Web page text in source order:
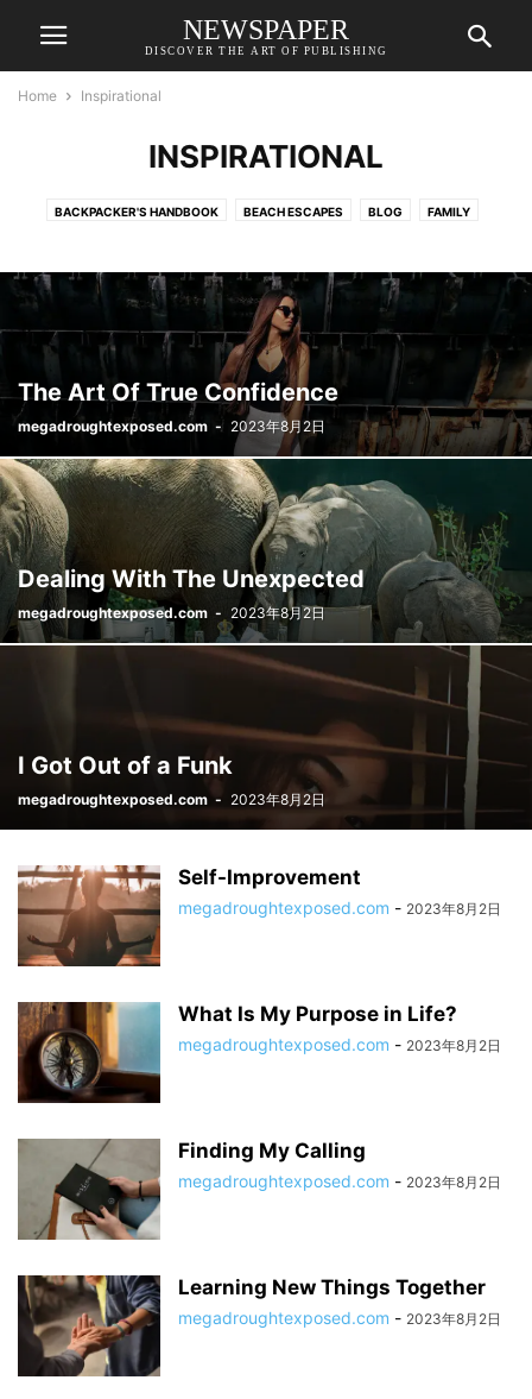
NEWSPAPER
DISCOVER THE ART OF PUBLISHING
Home Inspirational
INSPIRATIONAL
BACKPACKER'S HANDBOOK BEACH ESCAPES BLOG FAMILY
TRAVEL TRAVEL GEAR GUIDE
The Art Of True Confidence
megadroughtexposed.com - 2023年8月2日
Dealing With The Unexpected
megadroughtexposed.com - 2023年8月2日
I Got Out of a Funk
megadroughtexposed.com - 2023年8月2日
Self-Improvement
megadroughtexposed.com - 2023年8月2日
What Is My Purpose in Life?
megadroughtexposed.com - 2023年8月2日
Finding My Calling
megadroughtexposed.com - 2023年8月2日
Learning New Things Together
megadroughtexposed.com - 2023年8月2日